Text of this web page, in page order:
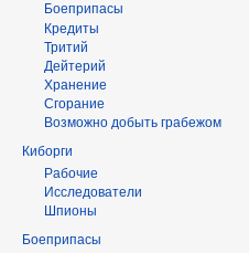
Боеприпасы
Кредиты
Тритий
Дейтерий
Хранение
Сгорание
Возможно добыть грабежом
Киборги
Рабочие
Исследователи
Шпионы
Боеприпасы